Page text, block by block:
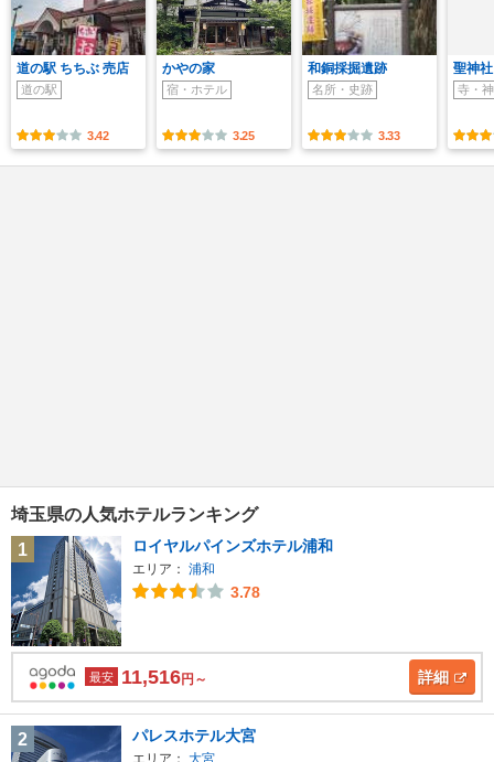
道の駅 ちちぶ 売店
道の駅
3.42
かやの家
宿・ホテル
3.25
和銅採掘遺跡
名所・史跡
3.33
聖神社
寺・
埼玉県の人気ホテルランキング
1
ロイヤルパインズホテル浦和
エリア： 浦和
3.78
最安 11,516円～ 詳細
2 パレスホテル大宮
エリア： 大宮